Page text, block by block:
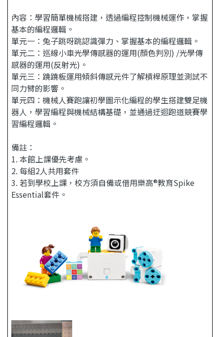
內容：學習簡單機械搭建，透過編程控制機械運作，掌握
基本的編程邏輯。
單元一：兔子跳呀跳認識彈力、掌握基本的編程邏輯。
單元二：巡線小車光學傳感器的運用(顏色判別) /光學傳
感器的運用(反射光)。
單元三：蹺蹺板運用傾斜傳感元件了解槓桿原理並測試不
同力臂的影響。
單元四：機械人賽跑讓初學圖示化編程的學生搭建雙足機
器人，學習編程與機械結構基礎，並通過迂迴跑道競賽學
習編程邏輯。
備註：
1. 本館上課優先考慮。
2. 每組2人共用套件
3. 若到學校上課，校方須自備或借用樂高®教育Spike
Essential套件。